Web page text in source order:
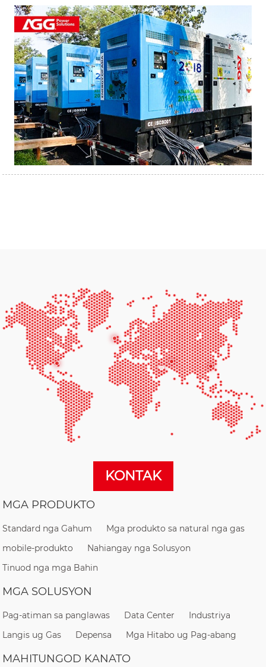
KONTAK
MGA PRODUKTO
Standard nga Gahum
Mga produkto sa natural nga gas
mobile-produkto
Nahiangay nga Solusyon
Tinuod nga mga Bahin
MGA SOLUSYON
Pag-atiman sa panglawas Data Center
Industriya
Langis ug Gas
Depensa Mga Hitabo ug Pag-abang
MAHITUNGOD KANATO